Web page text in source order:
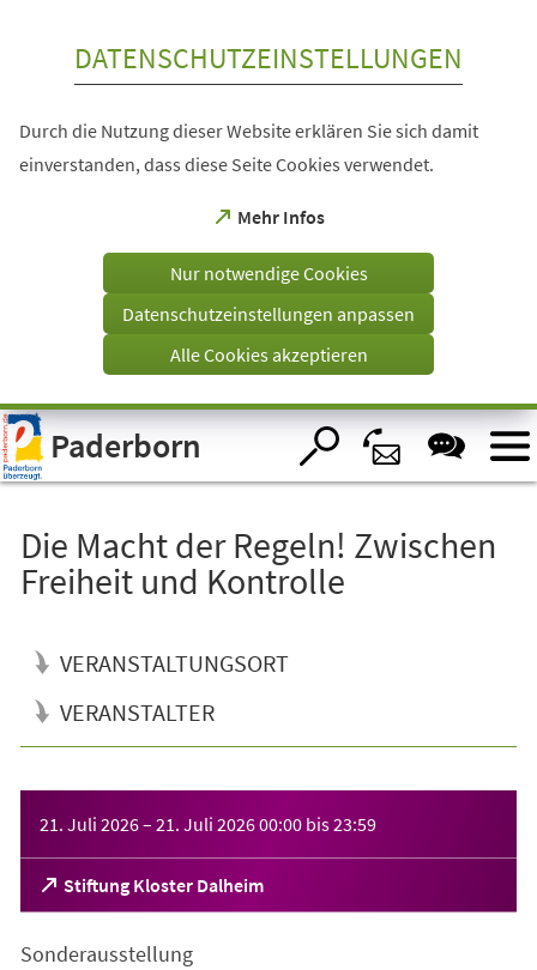
Visuelle
Assistenzsoftware
öffnen.
DATENSCHUTZEINSTELLUNGEN
Durch die Nutzung dieser Website erklären Sie sich damit
einverstanden, dass diese Seite Cookies verwendet.
Mehr Infos
(Öffnet
einem
Tab)
Nur notwendige Cookies
Datenschutzeinstellungen anpassen
Alle Cookies akzeptieren
Paderborn
Die Macht der Regeln! Zwischen
Freiheit und Kontrolle
VERANSTALTUNGSORT
VERANSTALTER
21. Juli 2026– 21. Juli 202600:00 bis23:59
Stiftung Kloster Dalheim
(Öffnet
in
neuen
Sonderausstellung